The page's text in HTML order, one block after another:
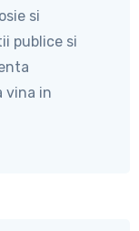
si
publice si
vina in